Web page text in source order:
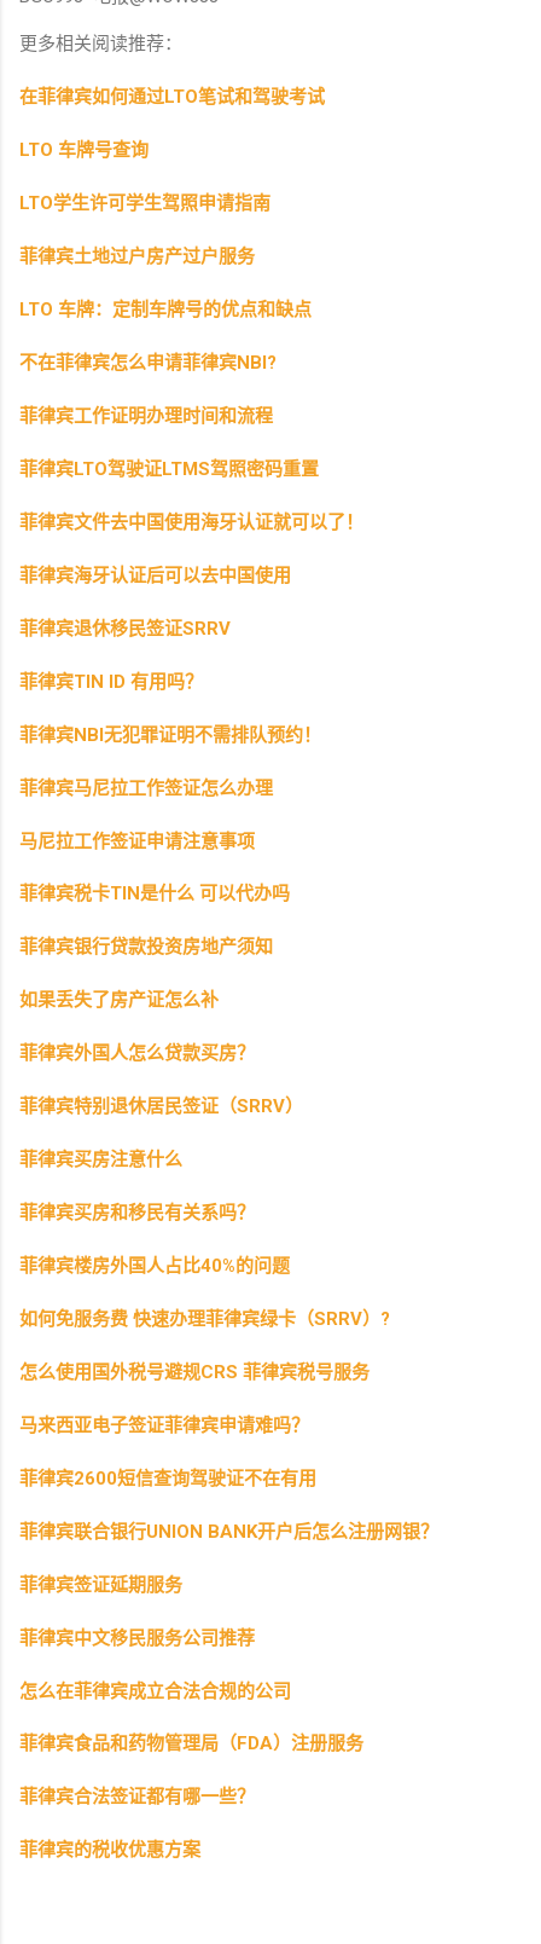
更多相关阅读推荐：
在菲律宾如何通过LTO笔试和驾驶考试
LTO 车牌号查询
LTO学生许可学生驾照申请指南
菲律宾土地过户房产过户服务
LTO 车牌：定制车牌号的优点和缺点
不在菲律宾怎么申请菲律宾NBI?
菲律宾工作证明办理时间和流程
菲律宾LTO驾驶证LTMS驾照密码重置
菲律宾文件去中国使用海牙认证就可以了！
菲律宾海牙认证后可以去中国使用
菲律宾退休移民签证SRRV
菲律宾TIN ID 有用吗？
菲律宾NBI无犯罪证明不需排队预约！
菲律宾马尼拉工作签证怎么办理
马尼拉工作签证申请注意事项
菲律宾税卡TIN是什么 可以代办吗
菲律宾银行贷款投资房地产须知
如果丢失了房产证怎么补
菲律宾外国人怎么贷款买房？
菲律宾特别退休居民签证（SRRV）
菲律宾买房注意什么
菲律宾买房和移民有关系吗？
菲律宾楼房外国人占比40%的问题
如何免服务费 快速办理菲律宾绿卡（SRRV）?
怎么使用国外税号避规CRS 菲律宾税号服务
马来西亚电子签证菲律宾申请难吗？
菲律宾2600短信查询驾驶证不在有用
菲律宾联合银行UNION BANK开户后怎么注册网银？
菲律宾签证延期服务
菲律宾中文移民服务公司推荐
怎么在菲律宾成立合法合规的公司
菲律宾食品和药物管理局（FDA）注册服务
菲律宾合法签证都有哪一些？
菲律宾的税收优惠方案